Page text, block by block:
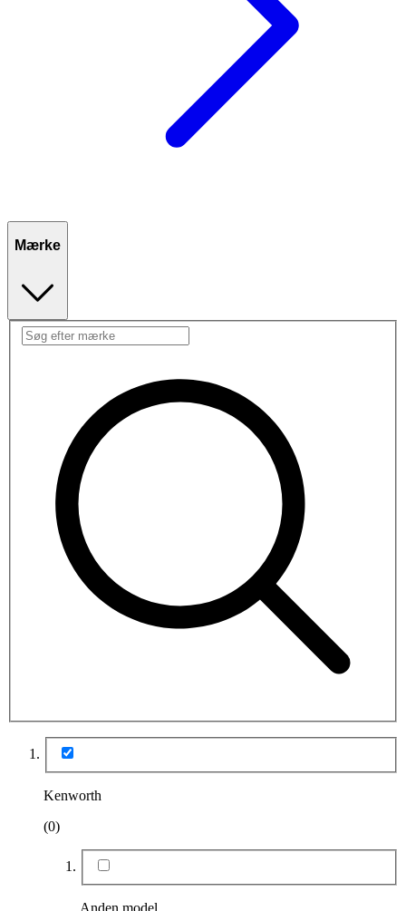
Mærke
Kenworth
(0)
Anden model